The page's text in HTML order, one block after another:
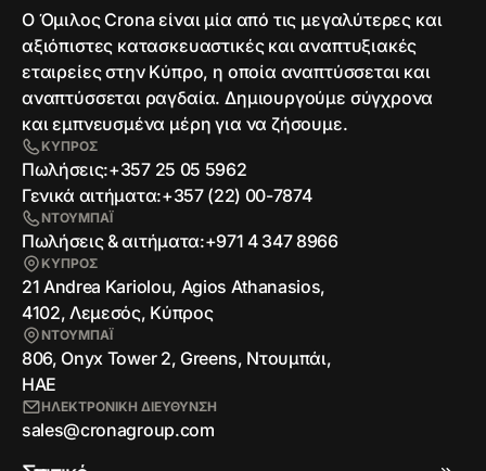
Ο Όμιλος Crona είναι μία από τις μεγαλύτερες και
αξιόπιστες κατασκευαστικές και αναπτυξιακές
εταιρείες στην Κύπρο, η οποία αναπτύσσεται και
αναπτύσσεται ραγδαία. Δημιουργούμε σύγχρονα
και εμπνευσμένα μέρη για να ζήσουμε.
ΚΥΠΡΟΣ
Πωλήσεις:+357 25 05 5962
Γενικά αιτήματα:+357 (22) 00-7874
ΝΤΟΥΜΠΑΪ
Πωλήσεις & αιτήματα:+971 4 347 8966
ΚΥΠΡΟΣ
21 Andrea Kariolou, Agios Athanasios,
4102, Λεμεσός, Κύπρος
ΝΤΟΥΜΠΑΪ
806, Onyx Tower 2, Greens, Ντουμπάι,
ΗΑΕ
ΗΛΕΚΤΡΟΝΙΚΗ ΔΙΕΥΘΥΝΣΗ
sales@cronagroup.com